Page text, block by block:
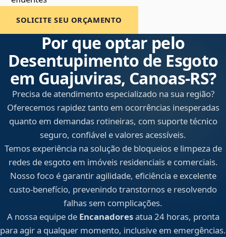
SOLICITE SEU ORÇAMENTO
Por que optar pelo
Desentupimento de Esgoto
em Guajuviras, Canoas‑RS?
Precisa de atendimento especializado na sua região?
Oferecemos rapidez tanto em ocorrências inesperadas
quanto em demandas rotineiras, com suporte técnico
seguro, confiável e valores acessíveis.
Temos experiência na solução de bloqueios e limpeza de
redes de esgoto em imóveis residenciais e comerciais.
Nosso foco é garantir agilidade, eficiência e excelente
custo-benefício, prevenindo transtornos e resolvendo
falhas sem complicações.
A nossa equipe de Encanadoresatua 24 horas, pronta
para agir a qualquer momento, inclusive em emergências.